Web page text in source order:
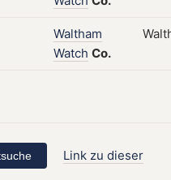
Waltham
Watch Co.
Link zu dieser